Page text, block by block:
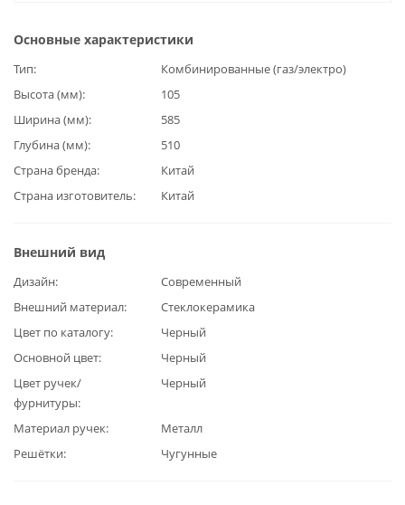
Основные характеристики
Тип
Комбинированные (газ/электро)
Высота (мм)
105
Ширина (мм)
585
Глубина (мм)
510
Страна бренда
Китай
Страна изготовитель
Китай
Внешний вид
Дизайн
Современный
Внешний материал
Стеклокерамика
Цвет по каталогу
Черный
Основной цвет
Черный
Цвет ручек/
фурнитуры
Черный
Материал ручек
Металл
Решётки
Чугунные